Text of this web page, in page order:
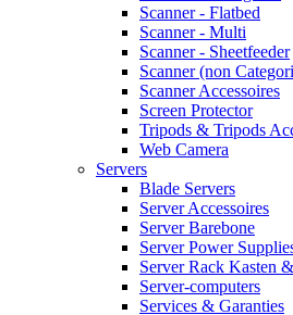
Scanner - Flatbed
Scanner - Multi
Scanner - Sheetfeeder
Scanner (non
Scanner Accessoires
Screen Protector
Tripods & Tripods
Web Camera
Servers
Blade Servers
Server Accessoires
Server Barebone
Server Power
Server Rack Kasten
Server-computers
Services & Garanties